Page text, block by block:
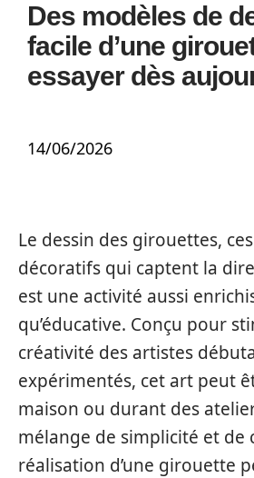
Des modèles de
facile d’une
essayer dès
14/06/2026
Le dessin des girouettes,
décoratifs qui captent la
est une activité aussi
qu’éducative. Conçu pour
créativité des artistes
expérimentés, cet art peut
maison ou durant des
mélange de simplicité et de
réalisation d’une girouette